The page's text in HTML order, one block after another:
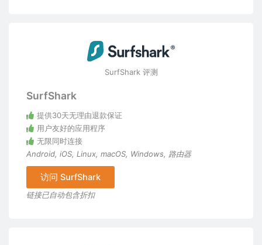
SurfShark 评测
SurfShark
提供30天无理由退款保证
用户友好的应用程序
无限同时连接
Android, iOS, Linux, macOS, Windows, 路由器
访问 SurfShark
链接已自动包含折扣